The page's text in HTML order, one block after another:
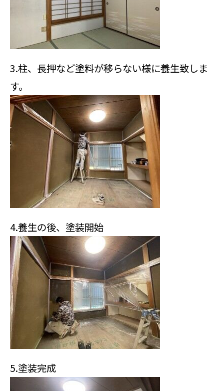
3.柱、長押など塗料が移らない様に養生致しま
す。
4.養生の後、塗装開始
5.塗装完成